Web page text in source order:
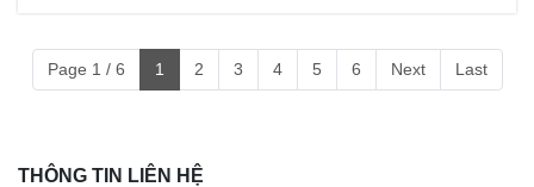
Page 1 / 6 1 2 3 4 5 6 Next Last
THÔNG TIN LIÊN HỆ